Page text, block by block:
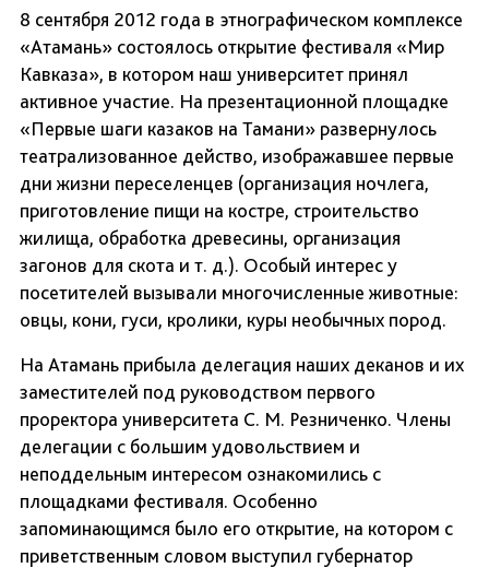
8 сентября 2012 года в этнографическом комплексе
«Атамань» состоялось открытие фестиваля «Мир
Кавказа», в котором наш университет принял
активное участие. На презентационной площадке
«Первые шаги казаков на Тамани» развернулось
театрализованное действо, изображавшее первые
дни жизни переселенцев (организация ночлега,
приготовление пищи на костре, строительство
жилища, обработка древесины, организация
загонов для скота и т. д.). Особый интерес у
посетителей вызывали многочисленные животные:
овцы, кони, гуси, кролики, куры необычных пород.
На Атамань прибыла делегация наших деканов и их
заместителей под руководством первого
проректора университета С. М. Резниченко. Члены
делегации с большим удовольствием и
неподдельным интересом ознакомились с
площадками фестиваля. Особенно
запоминающимся было его открытие, на котором с
приветственным словом выступил губернатор